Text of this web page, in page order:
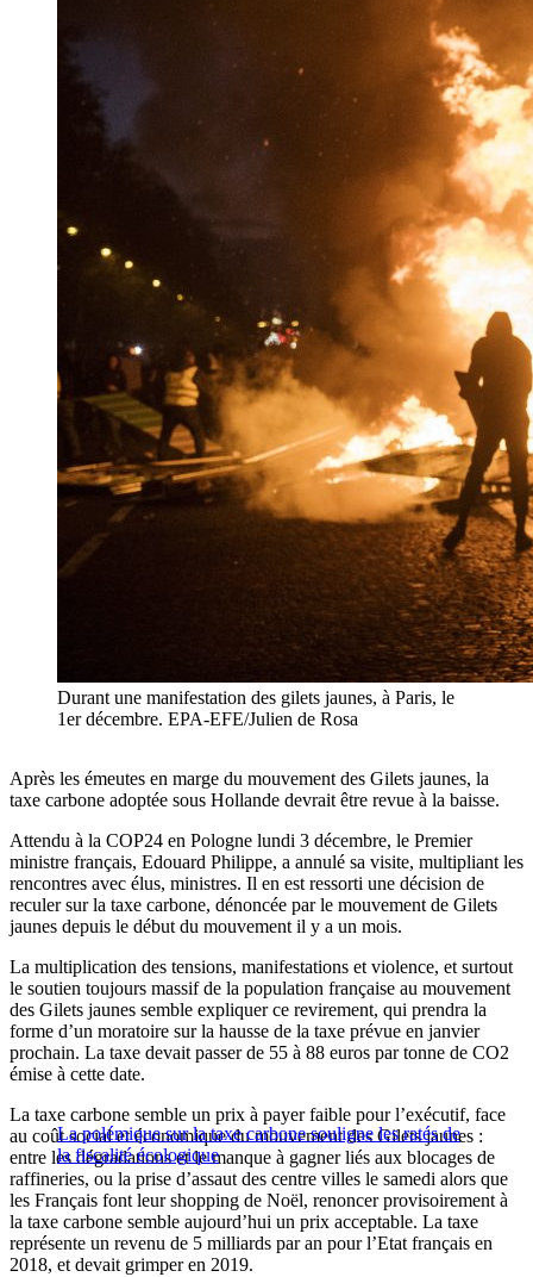
Durant une manifestation des gilets jaunes, à Paris, le
1er décembre. EPA-EFE/Julien de Rosa
Après les émeutes en marge du mouvement des Gilets jaunes, la
taxe carbone adoptée sous Hollande devrait être revue à la baisse.
Attendu à la COP24 en Pologne lundi 3 décembre, le Premier
ministre français, Edouard Philippe, a annulé sa visite, multipliant les
rencontres avec élus, ministres. Il en est ressorti une décision de
reculer sur la taxe carbone, dénoncée par le mouvement de Gilets
jaunes depuis le début du mouvement il y a un mois.
La multiplication des tensions, manifestations et violence, et surtout
le soutien toujours massif de la population française au mouvement
des Gilets jaunes semble expliquer ce revirement, qui prendra la
forme d’un moratoire sur la hausse de la taxe prévue en janvier
prochain. La taxe devait passer de 55 à 88 euros par tonne de CO2
émise à cette date.
La polémique sur la taxe carbone souligne les ratés de
la fiscalité écologique
La taxe carbone semble un prix à payer faible pour l’exécutif, face
au coût social et économique du mouvement des Gilets jaunes :
entre les dégradations et le manque à gagner liés aux blocages de
raffineries, ou la prise d’assaut des centre villes le samedi alors que
les Français font leur shopping de Noël, renoncer provisoirement à
la taxe carbone semble aujourd’hui un prix acceptable. La taxe
représente un revenu de 5 milliards par an pour l’Etat français en
2018, et devait grimper en 2019.